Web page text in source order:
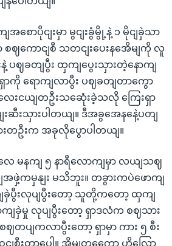
အစောပိုငျးမှာ မွငျးခွံမွို့နဲ့ ၁ မိုငျခှဲသာ
ဈကောငျစီ သတငျးပေးနအေိမျကို လူ
ပဈခတျပွီး ထှကျပွေးသှားတဲ့နောကျ
ာကို ရောကျလာပွီး ပဈခတျတာကွော
းငယျတဦးသဆေုံးခဲ့သလို ကြေးရှာ
းဆီးသှားပါတယျ။ ဒီအခွအေနနေဲ့ပတျ
တဦးက အခုလိုပွောပါတယျ။
ေ မနကျ ၅ နာရီလောကျမှာ လယျသဈ
ဖှဲ့ကမှနျး မသိဘူး။ တခွားကပဲဖောကျ
ခှဲပွီးလုပျပွီးတော့ သူတို့ကတော့ ထှကျ
ာကျခှဲမှု လုပျပွီးတော့ ရှာဒလံက စဈသား
ဈတပျကလာပွီးတော့ ရှာမှာ ကား ၅ စီး
ျစီးတာပေါ့။ အိမျတှကေော ဟိုလြှော